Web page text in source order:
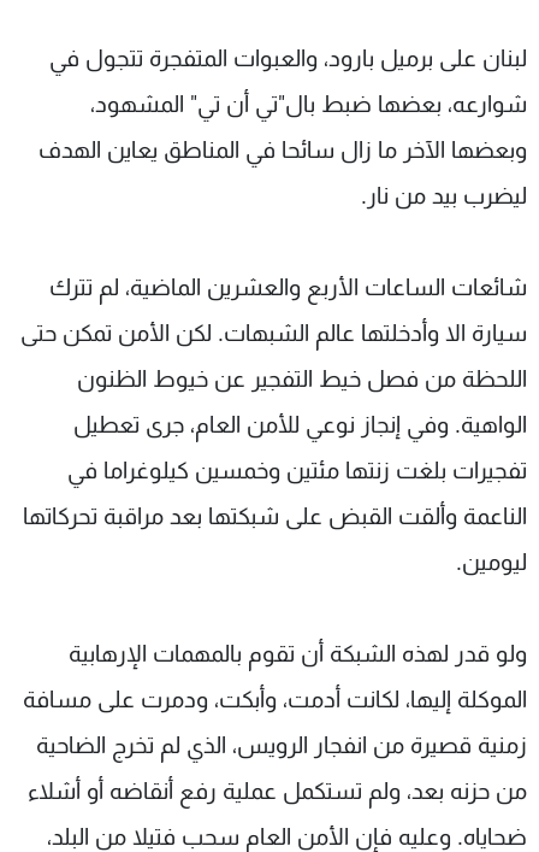
لبنان على برميل بارود، والعبوات المتفجرة تتجول في
شوارعه، بعضها ضبط بال"تي أن تي" المشهود،
وبعضها الآخر ما زال سائحا في المناطق يعاين الهدف
ليضرب بيد من نار.
شائعات الساعات الأربع والعشرين الماضية، لم تترك
سيارة الا وأدخلتها عالم الشبهات. لكن الأمن تمكن حتى
اللحظة من فصل خيط التفجير عن خيوط الظنون
الواهية. وفي إنجاز نوعي للأمن العام، جرى تعطيل
تفجيرات بلغت زنتها مئتين وخمسين كيلوغراما في
الناعمة وألقت القبض على شبكتها بعد مراقبة تحركاتها
ليومين.
ولو قدر لهذه الشبكة أن تقوم بالمهمات الإرهابية
الموكلة إليها، لكانت أدمت، وأبكت، ودمرت على مسافة
زمنية قصيرة من انفجار الرويس، الذي لم تخرج الضاحية
من حزنه بعد، ولم تستكمل عملية رفع أنقاضه أو أشلاء
ضحاياه. وعليه فإن الأمن العام سحب فتيلا من البلد،